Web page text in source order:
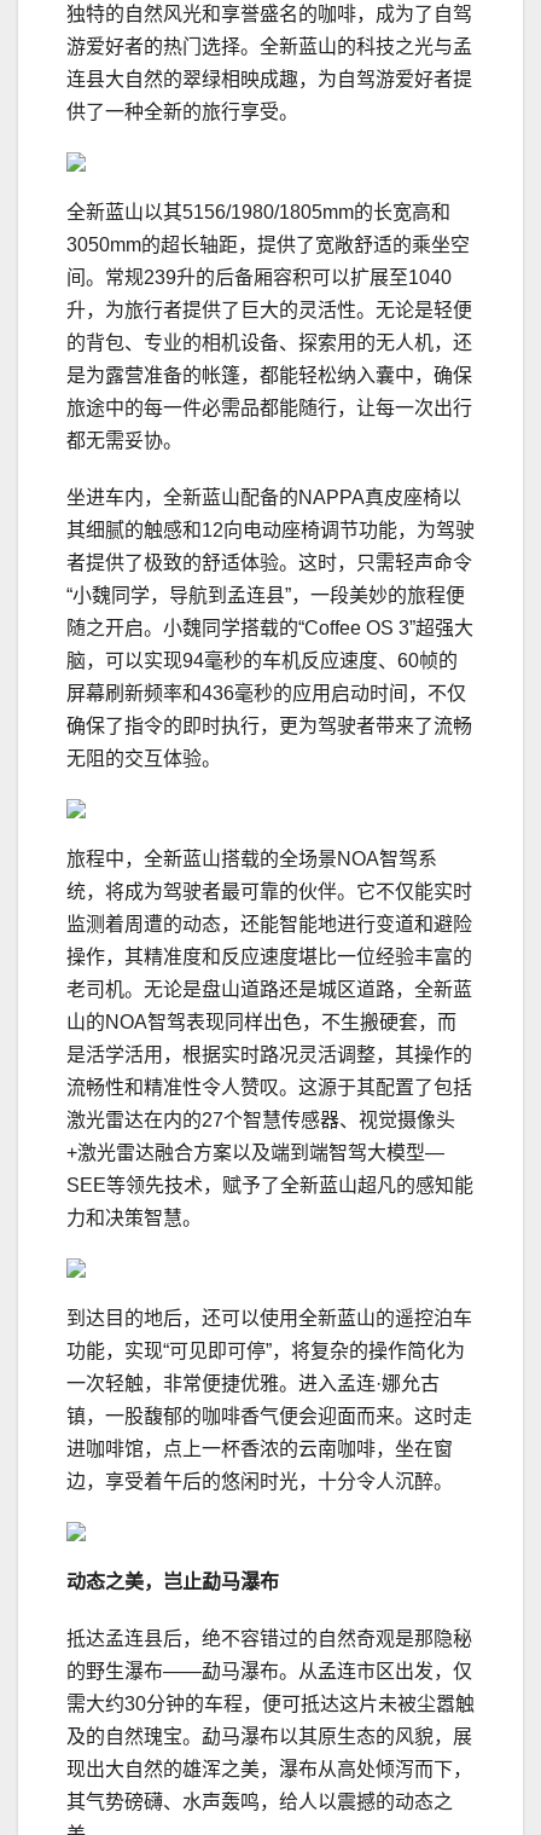
独特的自然风光和享誉盛名的咖啡，成为了自驾
游爱好者的热门选择。全新蓝山的科技之光与孟
连县大自然的翠绿相映成趣，为自驾游爱好者提
供了一种全新的旅行享受。
全新蓝山以其5156/1980/1805mm的长宽高和
3050mm的超长轴距，提供了宽敞舒适的乘坐空
间。常规239升的后备厢容积可以扩展至1040
升，为旅行者提供了巨大的灵活性。无论是轻便
的背包、专业的相机设备、探索用的无人机，还
是为露营准备的帐篷，都能轻松纳入囊中，确保
旅途中的每一件必需品都能随行，让每一次出行
都无需妥协。
坐进车内，全新蓝山配备的NAPPA真皮座椅以
其细腻的触感和12向电动座椅调节功能，为驾驶
者提供了极致的舒适体验。这时，只需轻声命令
“小魏同学，导航到孟连县”，一段美妙的旅程便
随之开启。小魏同学搭载的“Coffee OS 3”超强大
脑，可以实现94毫秒的车机反应速度、60帧的
屏幕刷新频率和436毫秒的应用启动时间，不仅
确保了指令的即时执行，更为驾驶者带来了流畅
无阻的交互体验。
旅程中，全新蓝山搭载的全场景NOA智驾系
统，将成为驾驶者最可靠的伙伴。它不仅能实时
监测着周遭的动态，还能智能地进行变道和避险
操作，其精准度和反应速度堪比一位经验丰富的
老司机。无论是盘山道路还是城区道路，全新蓝
山的NOA智驾表现同样出色，不生搬硬套，而
是活学活用，根据实时路况灵活调整，其操作的
流畅性和精准性令人赞叹。这源于其配置了包括
激光雷达在内的27个智慧传感器、视觉摄像头
+激光雷达融合方案以及端到端智驾大模型—
SEE等领先技术，赋予了全新蓝山超凡的感知能
力和决策智慧。
到达目的地后，还可以使用全新蓝山的遥控泊车
功能，实现“可见即可停”，将复杂的操作简化为
一次轻触，非常便捷优雅。进入孟连·娜允古
镇，一股馥郁的咖啡香气便会迎面而来。这时走
进咖啡馆，点上一杯香浓的云南咖啡，坐在窗
边，享受着午后的悠闲时光，十分令人沉醉。
动态之美，岂止勐马瀑布
抵达孟连县后，绝不容错过的自然奇观是那隐秘
的野生瀑布——勐马瀑布。从孟连市区出发，仅
需大约30分钟的车程，便可抵达这片未被尘嚣触
及的自然瑰宝。勐马瀑布以其原生态的风貌，展
现出大自然的雄浑之美，瀑布从高处倾泻而下，
其气势磅礴、水声轰鸣，给人以震撼的动态之